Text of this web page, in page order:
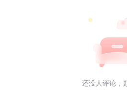
还没人评论，